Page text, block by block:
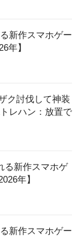
新作スマホゲー
年】
ク討伐して神装
レハン：放置で
る新作スマホゲ
年】
新作スマホゲー